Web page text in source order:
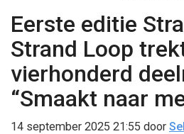
Eerste editie
Strand Loop
vierhonderd
“Smaakt naar
14 september 2025 21:55 door